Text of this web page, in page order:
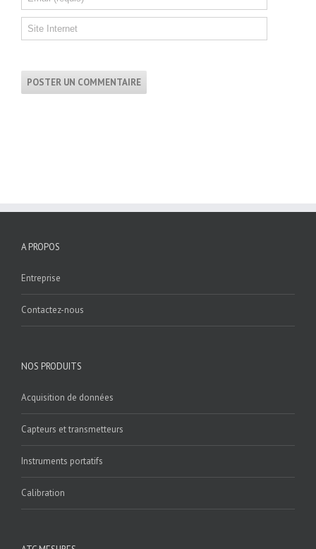
A PROPOS
Entreprise
Contactez-nous
NOS PRODUITS
Acquisition de données
Capteurs et transmetteurs
Instruments portatifs
Calibration